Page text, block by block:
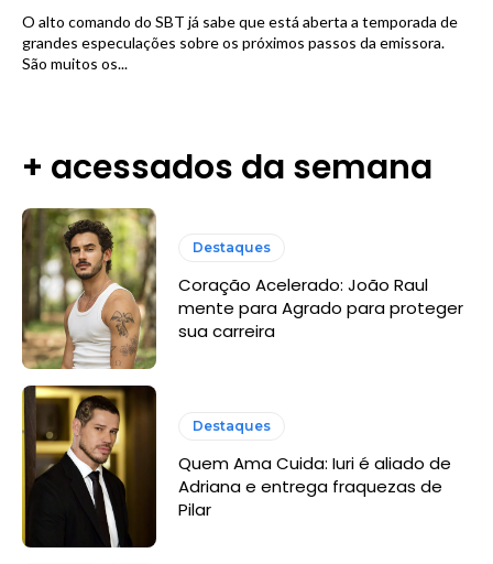
O alto comando do SBT já sabe que está aberta a temporada de
grandes especulações sobre os próximos passos da emissora.
São muitos os...
+ acessados da semana
Destaques
Coração Acelerado: João Raul
mente para Agrado para proteger
sua carreira
Destaques
Quem Ama Cuida: Iuri é aliado de
Adriana e entrega fraquezas de
Pilar